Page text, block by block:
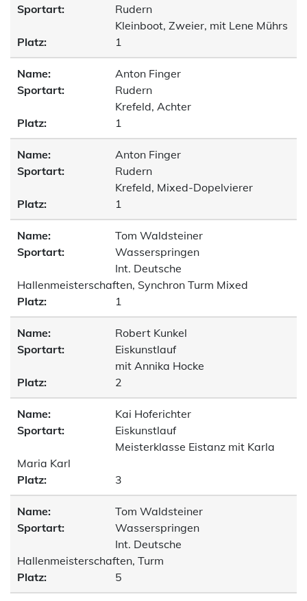
Sportart:
Rudern
Kleinboot, Zweier, mit Lene Mührs
Platz:
1
Name:
Anton Finger
Sportart:
Rudern
Krefeld, Achter
Platz:
1
Name:
Anton Finger
Sportart:
Rudern
Krefeld, Mixed-Dopelvierer
Platz:
1
Name:
Tom Waldsteiner
Sportart:
Wasserspringen
Int. Deutsche
Hallenmeisterschaften, Synchron Turm Mixed
Platz:
1
Name:
Robert Kunkel
Sportart:
Eiskunstlauf
mit Annika Hocke
Platz:
2
Name:
Kai Hoferichter
Sportart:
Eiskunstlauf
Meisterklasse Eistanz mit Karla
Maria Karl
Platz:
3
Name:
Tom Waldsteiner
Sportart:
Wasserspringen
Int. Deutsche
Hallenmeisterschaften, Turm
Platz:
5